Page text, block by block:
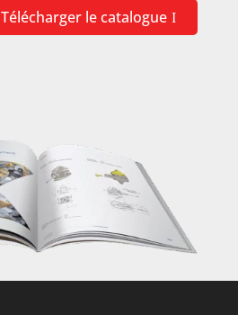
Télécharger le catalogue